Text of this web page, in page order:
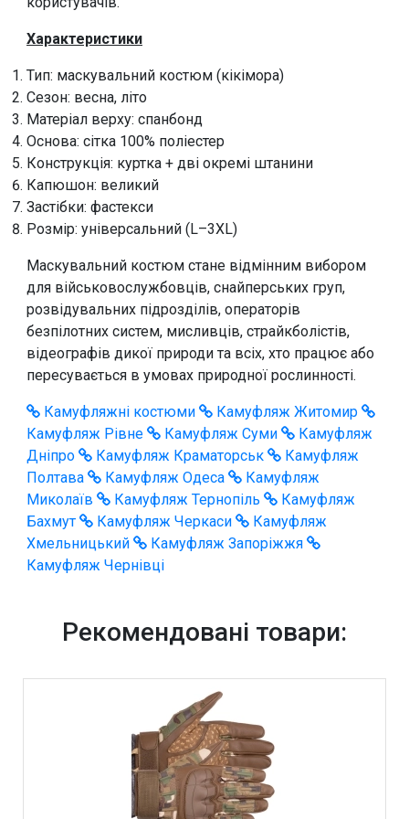
Характеристики
Тип: маскувальний костюм (кікімора)
Сезон: весна, літо
Матеріал верху: спанбонд
Основа: сітка 100% поліестер
Конструкція: куртка + дві окремі штанини
Капюшон: великий
Застібки: фастекси
Розмір: універсальний (L–3XL)
Маскувальний костюм стане відмінним вибором
для військовослужбовців, снайперських груп,
розвідувальних підрозділів, операторів
безпілотних систем, мисливців, страйкболістів,
відеографів дикої природи та всіх, хто працює або
пересувається в умовах природної рослинності.
Камуфляжні костюми
Камуфляж Житомир
Камуфляж Рівне
Камуфляж Суми
Камуфляж
Дніпро
Камуфляж Краматорськ
Камуфляж
Полтава
Камуфляж Одеса
Камуфляж
Миколаїв
Камуфляж Тернопіль
Камуфляж
Бахмут
Камуфляж Черкаси
Камуфляж
Хмельницький
Камуфляж Запоріжжя
Камуфляж Чернівці
Рекомендовані товари: